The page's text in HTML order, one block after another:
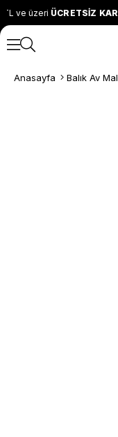
ve üzeri ÜCRETSİZ
Anasayfa Balık Av